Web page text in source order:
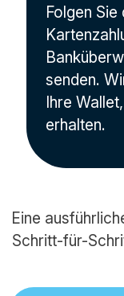
Folgen Sie
senden.
Ihre
erhalten.
Eine
Schritt-für-